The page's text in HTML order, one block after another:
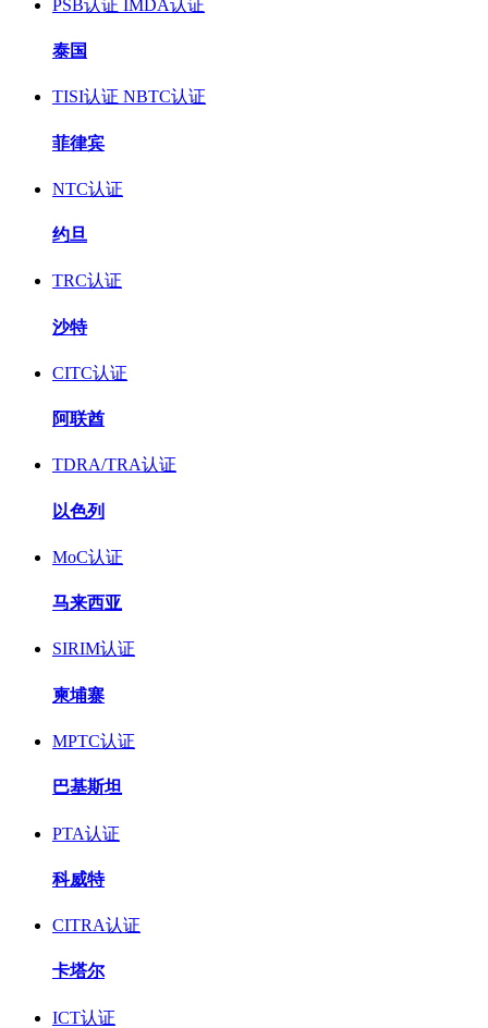
PSB认证 IMDA认证
泰国
TISI认证 NBTC认证
菲律宾
NTC认证
约旦
TRC认证
沙特
CITC认证
阿联酋
TDRA/TRA认证
以色列
MoC认证
马来西亚
SIRIM认证
柬埔寨
MPTC认证
巴基斯坦
PTA认证
科威特
CITRA认证
卡塔尔
ICT认证